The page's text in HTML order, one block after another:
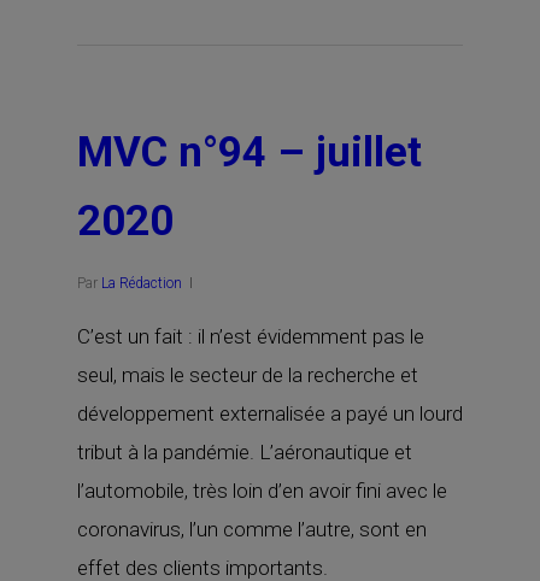
MVC n°94 – juillet
2020
Par La Rédaction
C’est un fait : il n’est évidemment pas le
seul, mais le secteur de la recherche et
développement externalisée a payé un lourd
tribut à la pandémie. L’aéronautique et
l’automobile, très loin d’en avoir fini avec le
coronavirus, l’un comme l’autre, sont en
effet des clients importants.